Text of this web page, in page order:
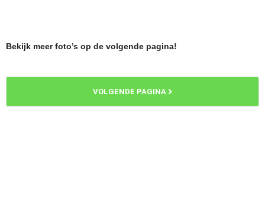
Bekijk meer foto’s op de volgende pagina!
VOLGENDE PAGINA